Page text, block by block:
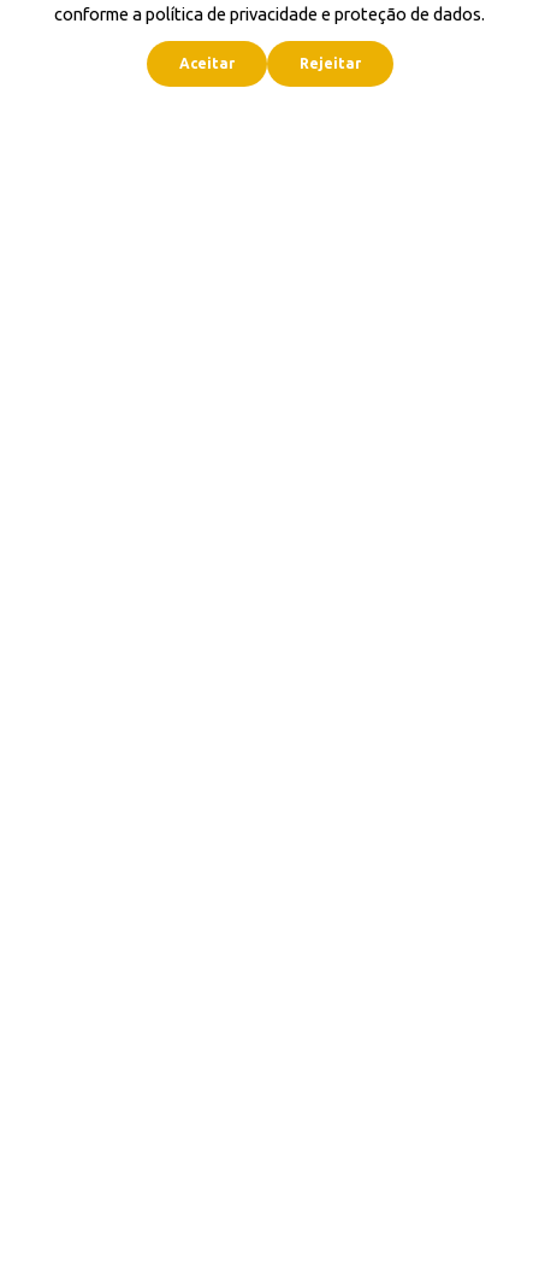
conforme a política de privacidade e proteção de dados.
Aceitar Rejeitar